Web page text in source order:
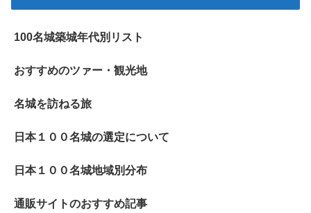
100名城築城年代別リスト
おすすめのツァー・観光地
名城を訪ねる旅
日本１００名城の選定について
日本１００名城地域別分布
通販サイトのおすすめ記事